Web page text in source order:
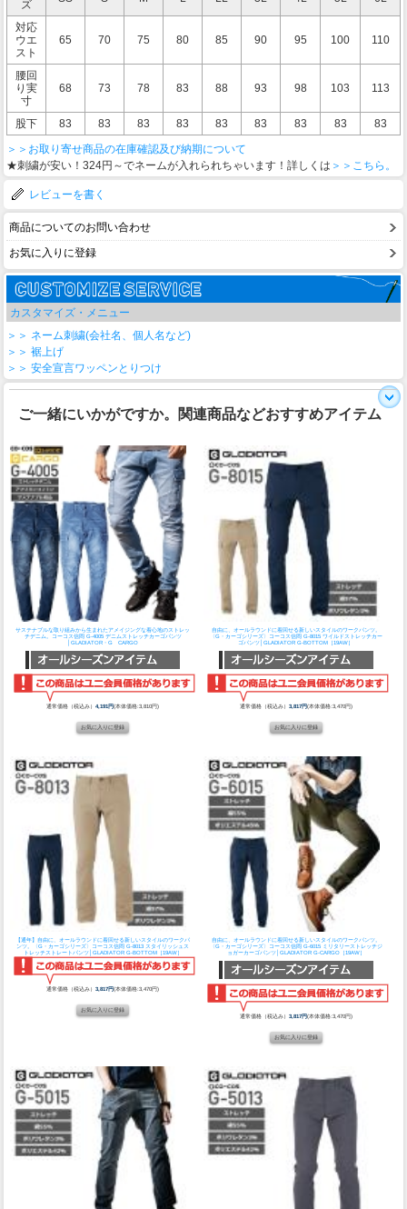
ズ
対応
ウエ
スト
65 70 75 80 85 90 95 100 110
腰回
り実
寸
68 73 78 83 88 93 98 103 113
股下 83 83 83 83 83 83 83 83
83
＞＞お取り寄せ商品の在庫確認及び納期について
★刺繍が安い！324円～でネームが入れられちゃいます！詳しくは ＞＞こちら。
レビューを書く
商品についてのお問い合わせ
お気に入りに登録
カスタマイズ・メニュー
＞＞ ネーム刺繍(会社名、個人名など)
＞＞ 裾上げ
＞＞ 安全宣言ワッペンとりつけ
ご一緒にいかがですか。関連商品などおすすめアイテム
サステナブルな取り組みから生まれたアメイジングな着心地のストレッ
チデニム。
コーコス信岡 G-4005 デニムストレッチカーゴパンツ
│GLADIATOR・G CARGO
通常価格（税込み）4,191円(本体価格:3,810円)
自由に、オールラウンドに着回せる新しいスタイルのワークパンツ。
〈G・カーゴシリーズ〉
コーコス信岡 G-8015 ワイルドストレッチカー
ゴパンツ│GLADIATOR G-BOTTOM［19AW］
通常価格（税込み） 3,817円(本体価格:3,470円)
【通年】自由に、オールラウンドに着回せる新しいスタイルのワークパ
ンツ。〈G・カーゴシリーズ〉
コーコス信岡 G-8013 スタイリッシュス
トレッチストレートパンツ│GLADIATOR G-BOTTOM［19AW］
通常価格（税込み）3,817円(本体価格:3,470円)
自由に、オールラウンドに着回せる新しいスタイルのワークパンツ。
〈G・カーゴシリーズ〉
コーコス信岡 G-6015 ミリタリーストレッチジ
ョガーカーゴパンツ│GLADIATOR G-CARGO［19AW］
通常価格（税込み） 3,817円(本体価格:3,470円)